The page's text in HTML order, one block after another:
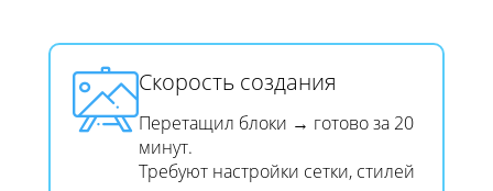
Скорость создания​​​​​​​
Перетащил блоки → готово за 20
минут.
Требуют настройки сетки, стилей